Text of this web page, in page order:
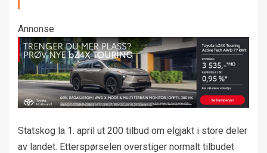
Annonse
Statskog la 1. april ut 200 tilbud om elgjakt i store deler
av landet. Etterspørselen overstiger normalt tilbudet